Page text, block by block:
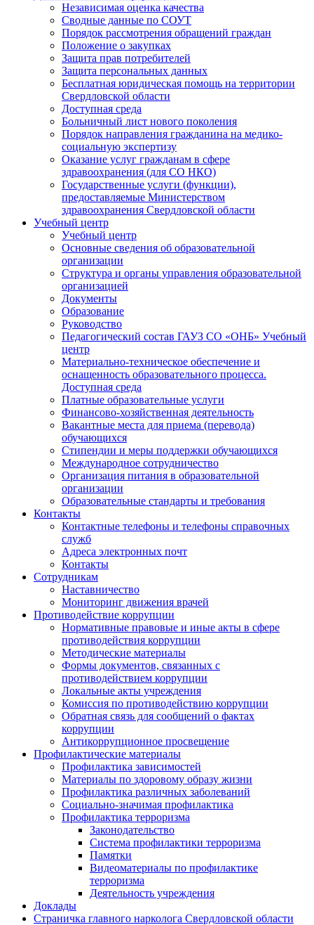
Независимая оценка качества
Сводные данные по СОУТ
Порядок рассмотрения обращений граждан
Положение о закупках
Защита прав потребителей
Защита персональных данных
Бесплатная юридическая помощь на территории
Свердловской области
Доступная среда
Больничный лист нового поколения
Порядок направления гражданина на медико-
социальную экспертизу
Оказание услуг гражданам в сфере
здравоохранения (для СО НКО)
Государственные услуги (функции),
предоставляемые Министерством
здравоохранения Свердловской области
Учебный центр
Учебный центр
Основные сведения об образовательной
организации
Структура и органы управления образовательной
организацией
Документы
Образование
Руководство
Педагогический состав ГАУЗ СО «ОНБ» Учебный
центр
Материально-техническое обеспечение и
оснащенность образовательного процесса.
Доступная среда
Платные образовательные услуги
Финансово-хозяйственная деятельность
Вакантные места для приема (перевода)
обучающихся
Стипендии и меры поддержки обучающихся
Международное сотрудничество
Организация питания в образовательной
организации
Образовательные стандарты и требования
Контакты
Контактные телефоны и телефоны справочных
служб
Адреса электронных почт
Контакты
Сотрудникам
Наставничество
Мониторинг движения врачей
Противодействие коррупции
Нормативные правовые и иные акты в сфере
противодействия коррупции
Методические материалы
Формы документов, связанных с
противодействием коррупции
Локальные акты учреждения
Комиссия по противодействию коррупции
Обратная связь для сообщений о фактах
коррупции
Антикоррупционное просвещение
Профилактические материалы
Профилактика зависимостей
Материалы по здоровому образу жизни
Профилактика различных заболеваний
Социально-значимая профилактика
Профилактика терроризма
Законодательство
Система профилактики терроризма
Памятки
Видеоматериалы по профилактике
терроризма
Деятельность учреждения
Доклады
Страничка главного нарколога Свердловской области